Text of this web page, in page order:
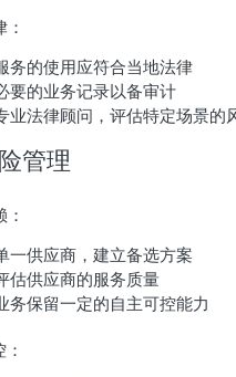
务的使用应符合当地法律
要的业务记录以备审计
业法律顾问，评估特定场景的
管理
一供应商，建立备选方案
估供应商的服务质量
务保留一定的自主可控能力